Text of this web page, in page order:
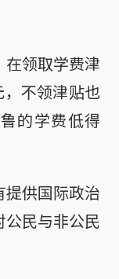
领取学费津
不领津贴也
的学费低得
供国际政治
民与非公民